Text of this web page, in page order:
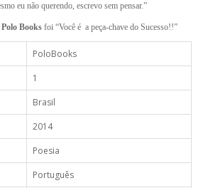
eu não querendo, escrevo sem pensar.”
Polo Books foi “Você é a peça-chave do Sucesso!!”
PoloBooks
1
Brasil
2014
Poesia
Português